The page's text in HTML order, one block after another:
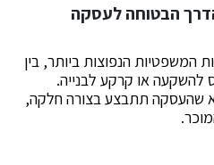
הבטוחה לעסקה
המשפטיות הנפוצות ביותר, בין
להשקעה או קרקע לבנייה.
שהעסקה תתבצע בצורה חלקה,